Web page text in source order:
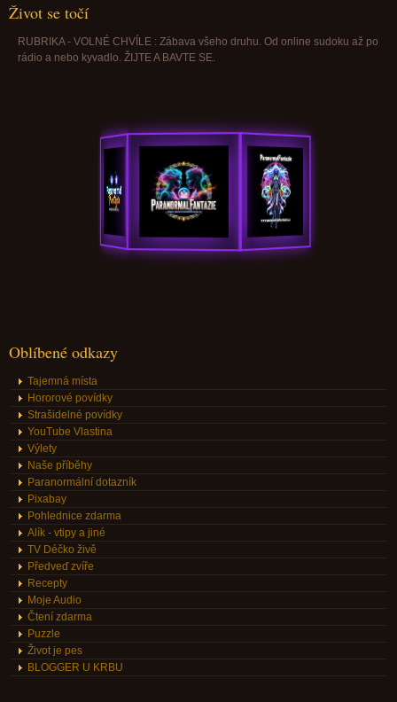
Život se točí
RUBRIKA - VOLNÉ CHVÍLE : Zábava všeho druhu. Od online sudoku až po
rádio a nebo kyvadlo. ŽIJTE A BAVTE SE.
Oblíbené odkazy
Tajemná místa
Hororové povídky
Strašidelné povídky
YouTube Vlastina
Výlety
Naše příběhy
Paranormální dotazník
Pixabay
Pohlednice zdarma
Alík - vtipy a jiné
TV Déčko živě
Předveď zvíře
Recepty
Moje Audio
Čtení zdarma
Puzzle
Život je pes
BLOGGER U KRBU